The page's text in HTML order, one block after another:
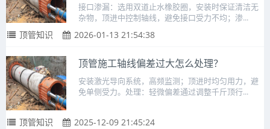
接口渗漏：选用双道止水橡胶圈，安装时保证清洁无
杂物，顶进中控制轴线，避免接口受力不均；渗...
顶管知识 2026-01-13 21:54:38
顶管施工轴线偏差过大怎么处理？
安装激光导向系统，高频监测；顶进时均匀用力，避
免单侧受力。处理：轻微偏差通过调整千斤顶行...
顶管知识 2025-12-09 21:45:24